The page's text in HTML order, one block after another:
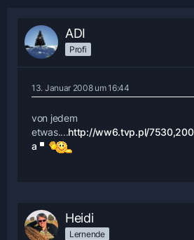
ADI
Profi
13. Januar 2008 um 16:44
von jedem
etwas....http://ww6.tvp.pl/
a
Heidi
Lernende